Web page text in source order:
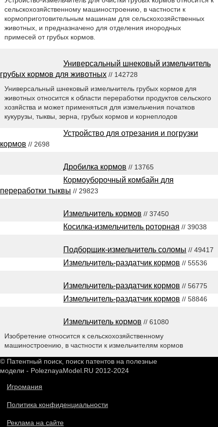
сельскохозяйственному машиностроению, в частности к
кормоприготовительным машинам для сельскохозяйственных
животных, и предназначено для отделения инородных
примесей от грубых кормов.
Универсальный шнековый измельчитель
грубых кормов для животных // 142728
Универсальный шнековый измельчитель грубых кормов для
животных относится к области переработки продуктов сельского
хозяйства и может применяться для измельчения початков
кукурузы, тыквы, зерна, грубых кормов и корнеплодов
Устройство для отрезания и погрузки
кормов // 2698
Дробилка кормов // 13765
Кормоуборочный комбайн для
переработки тыквы // 29823
Измельчитель кормов // 37450
Косилка-измельчитель роторная // 39038
Подборщик-измельчитель соломы // 49417
Измельчитель-раздатчик кормов // 55536
Измельчитель-раздатчик кормов // 56775
Измельчитель-раздатчик кормов // 58846
Измельчитель кормов // 61080
Изобретение относится к сельскохозяйственному
машиностроению, в частности к измельчителям кормов
© Патентный поиск, поиск патентов на полезные
модели - PoleznayaModel.RU 2012-2024
Игромания
Политика конфиденциальности
Реклама на сайте